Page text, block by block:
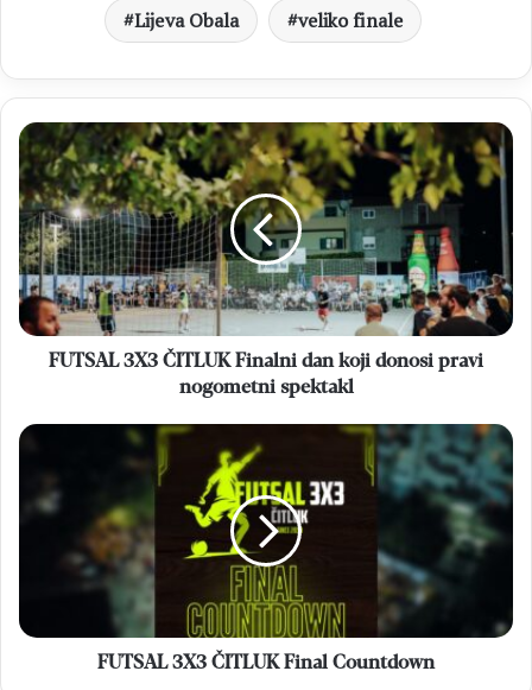
Lijeva Obala veliko finale
FUTSAL
3X3
ČITLUK
Finalni
dan
koji
donosi
pravi
nogometni
spektaklFUTSAL 3X3 ČITLUK Finalni dan koji donosi pravi
nogometni spektakl
FUTSAL
Final
Countdown
FUTSAL 3X3 ČITLUK Final Countdown